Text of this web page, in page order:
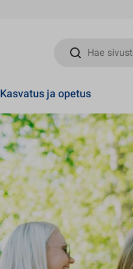
Hae sivustolta
Kasvatus ja opetus